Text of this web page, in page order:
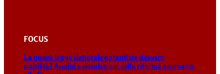
FOCUS
La nuova legge elettorale garantisce davvero
stabilità? Analisi e simulazioni della riforma approvata